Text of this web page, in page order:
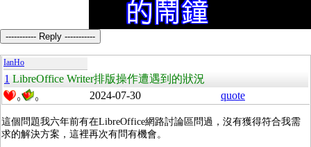
----------- Reply -----------
IanHo
1 LibreOffice Writer排版操作遭遇到的狀況
0 0 2024-07-30 quote
這個問題我六年前有在LibreOffice網路討論區問過，沒有獲得符合我需
求的解決方案，這裡再次有問有機會。